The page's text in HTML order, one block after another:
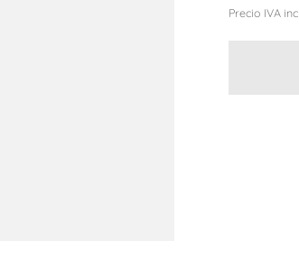
Precio IVA